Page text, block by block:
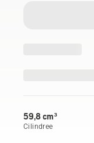
59,8 cm³
Cilindree